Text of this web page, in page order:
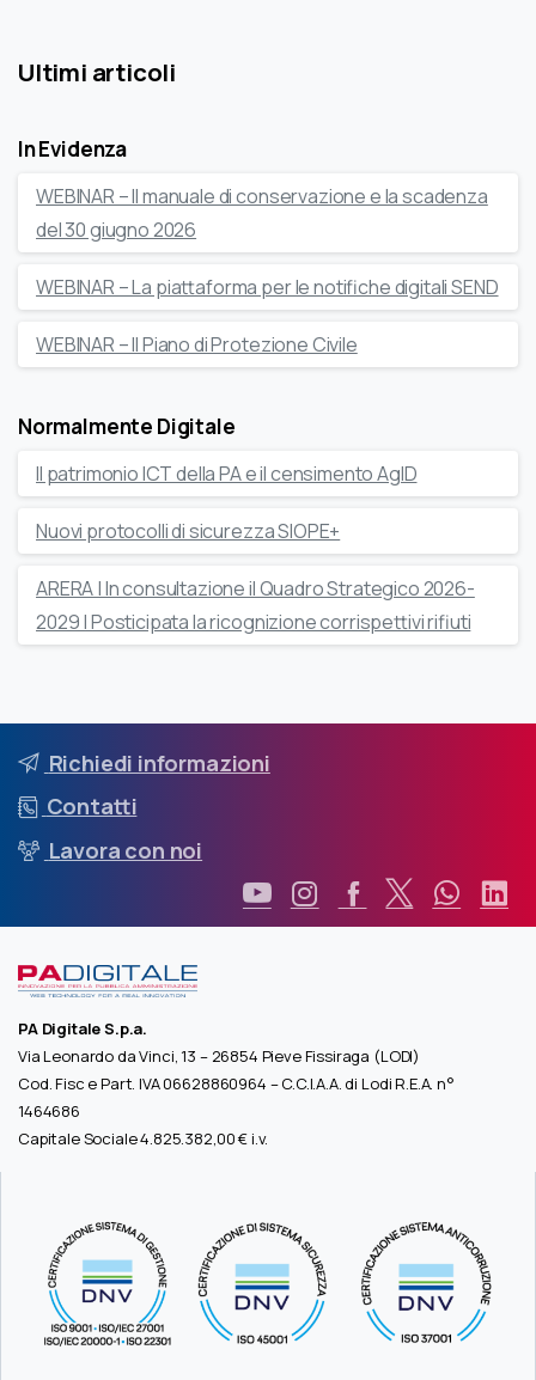
Ultimi articoli
In Evidenza
WEBINAR – Il manuale di conservazione e la scadenza
del 30 giugno 2026
WEBINAR – La piattaforma per le notifiche digitali SEND
WEBINAR – Il Piano di Protezione Civile
Normalmente Digitale
Il patrimonio ICT della PA e il censimento AgID
Nuovi protocolli di sicurezza SIOPE+
ARERA | In consultazione il Quadro Strategico 2026-
2029 | Posticipata la ricognizione corrispettivi rifiuti
Richiedi informazioni
Contatti
Lavora con noi
PA Digitale S.p.a.
Via Leonardo da Vinci, 13 – 26854 Pieve Fissiraga (LODI)
Cod. Fisc e Part. IVA 06628860964 – C.C.I.A.A. di Lodi R.E.A. n°
1464686
Capitale Sociale 4.825.382,00 € i.v.